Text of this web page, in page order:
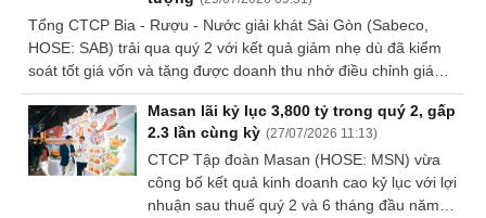
Tổng CTCP Bia - Rượu - Nước giải khát Sài Gòn (Sabeco,
HOSE: SAB) trải qua quý 2 với kết quả giảm nhẹ dù đã kiểm
soát tốt giá vốn và tăng được doanh thu nhờ điều chỉnh giá
bán. Tuy vậy, kết quả lũy kế vẫn tăng trưởng khá mạnh so với
cùng kỳ.
Masan lãi kỷ lục 3,800 tỷ trong quý 2, gấp
2.3 lần cùng kỳ (27/07/2026 11:13)
CTCP Tập đoàn Masan (HOSE: MSN) vừa
công bố kết quả kinh doanh cao kỷ lục với lợi
nhuận sau thuế quý 2 và 6 tháng đầu năm
Dữ
liệu
tài
chính